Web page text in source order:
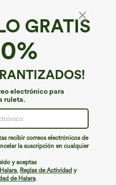
GRATIS
electrónico para
ruleta.
recibir correos electrónicos de
la suscripción en cualquier
y aceptas
, Reglas de Actividad y
de Halara.
€26,95 EUR €31,95 EUR
Compra 2 por 52,62 € o 4 por 105,24 €.
Pantalones Halara Flex™ de oficina
anchos plisados de tiro alto con bolsillos
en tela tipo gofre